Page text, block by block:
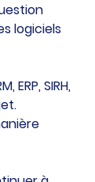
logiciels
SIRH,